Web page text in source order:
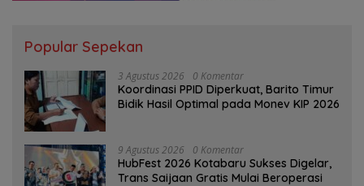
Popular Sepekan
3 Agustus 2026 0 Komentar
Koordinasi PPID Diperkuat, Barito Timur
Bidik Hasil Optimal pada Monev KIP 2026
9 Agustus 2026 0 Komentar
HubFest 2026 Kotabaru Sukses Digelar,
Trans Saijaan Gratis Mulai Beroperasi